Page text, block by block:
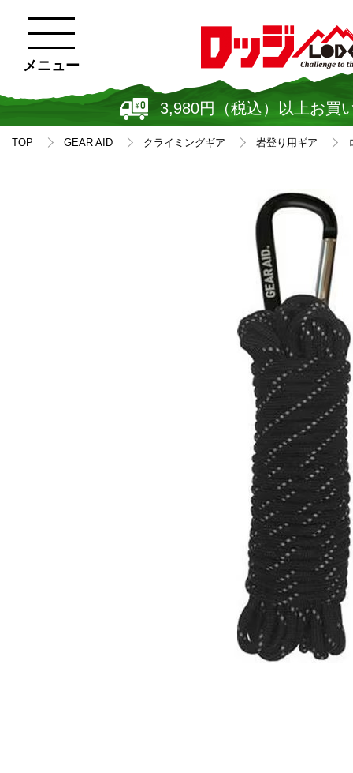
3,980円（税込）以上お買
メニュー
TOP GEAR AID クライミングギア 岩登り用ギア